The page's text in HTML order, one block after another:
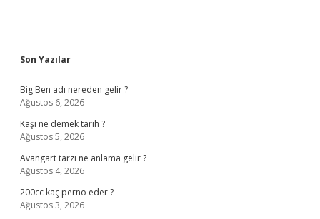
Sidebar
Son Yazılar
Big Ben adı nereden gelir ?
Ağustos 6, 2026
Kaşi ne demek tarih ?
Ağustos 5, 2026
Avangart tarzı ne anlama gelir ?
Ağustos 4, 2026
200cc kaç perno eder ?
Ağustos 3, 2026